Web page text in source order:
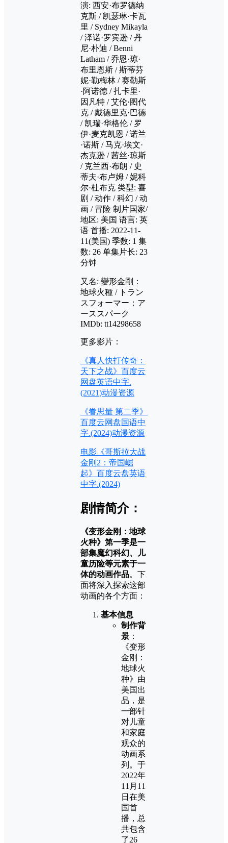
演: 西安·布罗德纳
克斯 / 凯瑟琳·卡瓦
里 / Sydney Mikayla
/ 泽诺·罗宾逊 / 丹
尼·朴迪 / Benni
Latham / 乔恩·琼·
布里恩斯 / 斯蒂芬
妮·勒梅林 / 赛勒斯
·阿诺德 / 扎卡里·
因凡特 / 艾伦·图代
克 / 戴德里克·巴德
/ 凯瑞·华格伦 / 罗
伊·麦克凯恩 / 诺兰
·诺斯 / 马克·埃文·
杰克逊 / 茜丝·琼斯
/ 克兰西·布朗 / 史
蒂夫·布卢姆 / 妮科
尔·杜布克 类型: 喜
剧 / 动作 / 科幻 / 动
画 / 冒险 制片国家/
地区: 美国 语言: 英
语 首播: 2022-11-
11(美国) 季数: 1 集
数: 26 单集片长: 23
分钟
又名: 變形金剛：
地球火種 / トラン
スフォーマー：ア
ーススパーク
IMDb: tt14298658
更多影片：
《真人快打传奇：
天下之战》百度云
网盘英语中字.
(2021)动漫资源
《眷思量 第二季》
百度云网盘国语中
字.(2024)动漫资源
电影《哥斯拉大战
金刚2：帝国崛
起》百度云盘英语
中字.(2024)
剧情简介：
《变形金刚：地球
火种》第一季是一
部集魔幻科幻、儿
童历险等元素于一
体的动画作品。下
面将深入探索这部
动画的各个方面：
基本信息
制作背
景 ：
《变形
金刚：
地球火
种》由
美国出
品，是
一部针
对儿童
和家庭
观众的
动画系
列。于
2022年
11月11
日在美
国首
播，总
共包含
了26